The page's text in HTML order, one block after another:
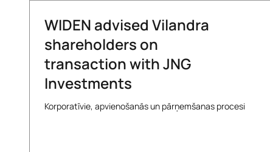
WIDEN advised Vilandra
shareholders on
transaction with JNG
Investments
Korporatīvie, apvienošanās un pārņemšanas procesi